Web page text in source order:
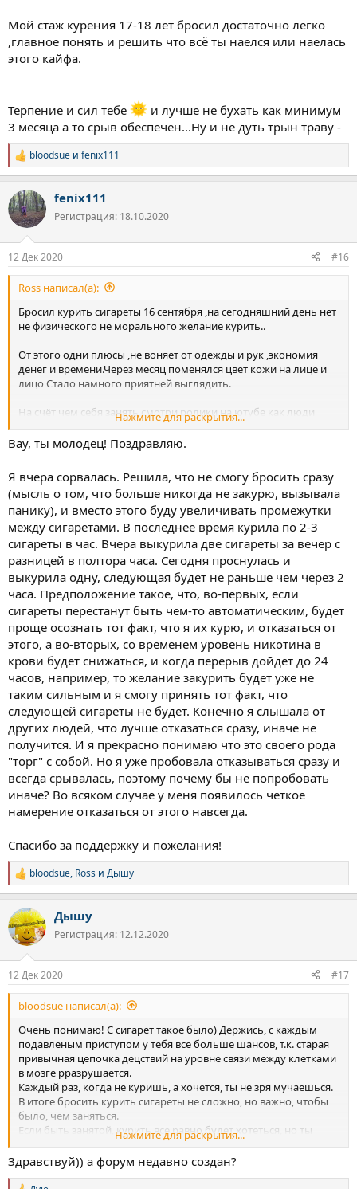
Мой стаж курения 17-18 лет бросил достаточно легко
,главное понять и решить что всё ты наелся или наелась
этого кайфа.
Терпение и сил тебе
и лучше не бухать как минимум
3 месяца а то срыв обеспечен...Ну и не дуть трын траву -
Р
е
к
ц
и
bloodsue и fenix111
fenix111
Регистрация: 18.10.2020
12 Дек 2020 #16
Ross написал(а):
Бросил курить сигареты 16 сентября ,на сегодняшний день нет
не физического не морального желание курить..
От этого одни плюсы ,не воняет от одежды и рук ,экономия
денег и времени.Через месяц поменялся цвет кожи на лице и
лицо Стало намного приятней выглядить.
На счёт чем себя занять,смотри ролики на ютубе как люди
меняются после отказа от этой унизительной зависимости
-поверь после первого месяца и не надо себя будет чем то
занимать ,просто уйдёт эта привычка и всё вот она ПОБЕДА.
Мой стаж курения 17-18 лет бросил достаточно легко ,главное
понять и решить что всё ты наелся или наелась этого кайфа.
Терпение и сил тебе
и лучше не бухать как минимум 3
месяца а то срыв обеспечен...Ну и не дуть трын траву -
Нажмите для раскрытия...
Вау, ты молодец! Поздравляю.
Я вчера сорвалась. Решила, что не смогу бросить сразу
(мысль о том, что больше никогда не закурю, вызывала
панику), и вместо этого буду увеличивать промежутки
между сигаретами. В последнее время курила по 2-3
сигареты в час. Вчера выкурила две сигареты за вечер с
разницей в полтора часа. Сегодня проснулась и
выкурила одну, следующая будет не раньше чем через 2
часа. Предположение такое, что, во-первых, если
сигареты перестанут быть чем-то автоматическим, будет
проще осознать тот факт, что я их курю, и отказаться от
этого, а во-вторых, со временем уровень никотина в
крови будет снижаться, и когда перерыв дойдет до 24
часов, например, то желание закурить будет уже не
таким сильным и я смогу принять тот факт, что
следующей сигареты не будет. Конечно я слышала от
других людей, что лучше отказаться сразу, иначе не
получится. И я прекрасно понимаю что это своего рода
"торг" с собой. Но я уже пробовала отказываться сразу и
всегда срывалась, поэтому почему бы не попробовать
иначе? Во всяком случае у меня появилось четкое
намерение отказаться от этого навсегда.
Спасибо за поддержку и пожелания!
Р
е
к
ц
и
bloodsue, Ross и Дышу
Дышу
Регистрация: 12.12.2020
12 Дек 2020 #17
bloodsue написал(а):
Очень понимаю! С сигарет такое было) Держись, с каждым
подавленым приступом у тебя все больше шансов, т.к. старая
привычная цепочка децствий на уровне связи между клетками
в мозге рразрушается.
Каждый раз, когда не куришь, а хочется, ты не зря мучаешься.
В итоге бросить курить сигареты не сложно, но важно, чтобы
было, чем заняться.
Если быть занятой, курить все равно будет хотеться, но ты
Я себе кольцо купил с движащимся элементом, вместо
Нажмите для раскрытия...
Здравствуй)) а форум недавно создан?